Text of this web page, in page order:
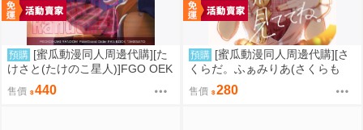
預購 [蜜瓜動漫同人周邊代購][た
けさと(たけのこ星人)]FGO OEK
AKI Random5(FGO)(同人誌)
售價 440
預購 [蜜瓜動漫同人周邊代購][さ
くらだ。ふぁみりあ(さくらも
ち)]あたしを、見ててね。(學園
偶像大師)(同人誌)
售價 280